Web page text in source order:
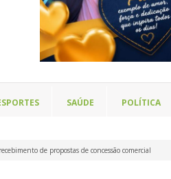
SAÚDE POLÍTICA
de propostas de concessão comercial